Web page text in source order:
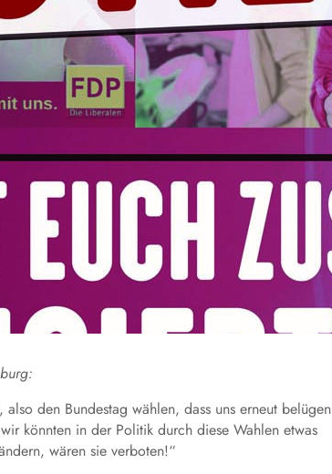
den Bundestag wählen, dass uns erneut belügen
könnten in der Politik durch diese Wahlen etwas
wären sie verboten!“